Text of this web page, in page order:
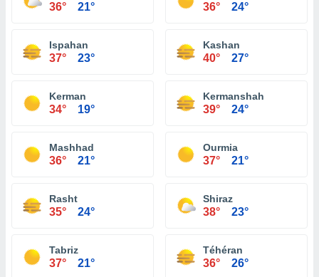
36° 21° 36° 24°
Ispahan
37° 23°
Kashan
40° 27°
Kerman
34° 19°
Kermanshah
39° 24°
Mashhad
36° 21°
Ourmia
37° 21°
Rasht
35° 24°
Shiraz
38° 23°
Tabriz
37° 21°
Téhéran
36° 26°